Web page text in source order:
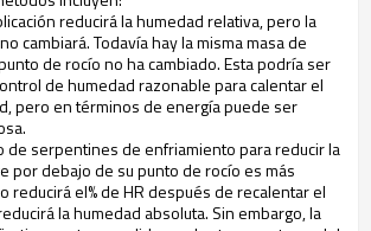
reducirá la humedad relativa, pero la
cambiará. Todavía hay la misma masa de
de rocío no ha cambiado. Esta podría ser
de humedad razonable para calentar el
pero en términos de energía puede ser
de serpentines de enfriamiento para reducir la
por debajo de su punto de rocío es más
reducirá el% de HR después de recalentar el
la humedad absoluta. Sin embargo, la